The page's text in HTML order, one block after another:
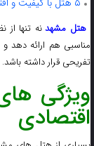
هتل مشهدنه‌ تنها از
مناسبی هم ارائه دهد
تفریحی قرار داشته باشد.
ویژگی
اقتصادی